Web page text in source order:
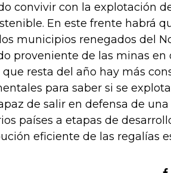
convivir con la explotación
En este frente habrá
municipios renegados del
proveniente de las minas en
que resta del año hay más
para saber si se
de salir en defensa de
países a etapas de
eficiente de las regalías